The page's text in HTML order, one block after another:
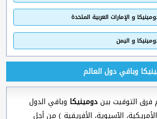
و الإمارات العربية المتحدة
و اليمن
وباقي دول العالم
فرق التوقيت بيندومينيكا وباقي الدول
الأمريكية، الآسيوية، الأفريقية ) من أجل